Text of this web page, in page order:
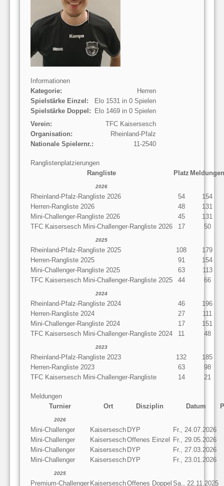
Informationen
Kategorie:
Herren
Spielstärke Einzel:
Elo 1531 in 0 Spielen
Spielstärke Doppel: Elo 1469 in 0 Spielen
Verein:
TFC Kaisersesch
Organisation:
Rheinland-Pfalz
Nationale Spielernr.:
11-2540
Ranglistenplatzierungen
Rangliste
Platz Meldungen
2026
Rheinland-Pfalz-Rangliste 2026 54
154
Herren-Rangliste 2026
48
131
Mini-Challenger-Rangliste 2026
45
131
TFC Kaisersesch Mini-Challenger-Rangliste 2026
17 50
2025
Rheinland-Pfalz-Rangliste 2025 108
179
Herren-Rangliste 2025
91
154
Mini-Challenger-Rangliste 2025
63
113
TFC Kaisersesch Mini-Challenger-Rangliste 2025
44 66
2024
Rheinland-Pfalz-Rangliste 2024 46
196
Herren-Rangliste 2024
27
111
Mini-Challenger-Rangliste 2024
17
151
TFC Kaisersesch Mini-Challenger-Rangliste 2024
11 48
2023
Rheinland-Pfalz-Rangliste 2023 132
185
Herren-Rangliste 2023
63
98
TFC Kaisersesch Mini-Challenger-Rangliste
14 21
Meldungen
Turnier
Ort Disziplin Datum
2026
Mini-Challenger Kaisersesch DYP
Fr., 24.07.2026
Mini-Challenger
KaiserseschOffenes Einzel Fr., 29.05.2026
Mini-Challenger
Kaisersesch DYP
Fr., 27.03.2026
Mini-Challenger
Kaisersesch DYP Fr., 23.01.2026
2025
Premium-Challenger KaiserseschOffenes Doppel Sa., 22.11.2025